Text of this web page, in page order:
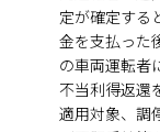
定が確定する
金を支払った
の車両運転者
不当利得返還
適用対象、調